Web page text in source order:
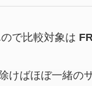
で比較対象は
けばほぼ一緒の